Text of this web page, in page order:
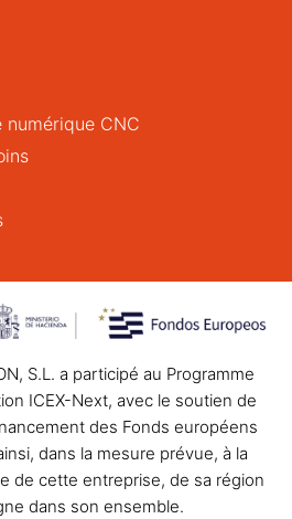
CNC
S.L. a participé au Programme
ICEX-Next, avec le soutien de
des Fonds européens
dans la mesure prévue, à la
de cette entreprise, de sa région
dans son ensemble.